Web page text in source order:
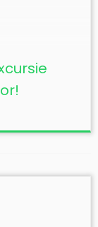
[…]